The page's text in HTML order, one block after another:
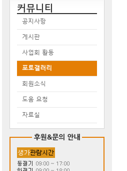
커뮤니티
공지사항
게시판
사업회 활동
포토갤러리
회원소식
도움 요청
자료실